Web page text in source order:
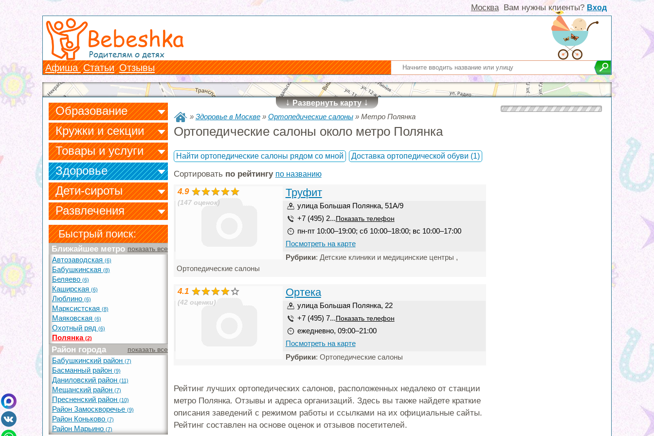
Вам нужны клиенты? Вход
Москва
Bebeshka
Родителям о детях
Афиша Статьи Отзывы
↓Развернуть карту↓
Образование
Кружки и секции
Товары и услуги
Здоровье
Дети-сироты
Развлечения
Быстрый поиск:
Ближайшее метро показать все
Автозаводская (6)
Бабушкинская (8)
Беляево (6)
Каширская (6)
Люблино (6)
Марксистская (8)
Маяковская (6)
Охотный ряд (6)
Полянка (2)
Район города показать все
Бабушкинский район (7)
Басманный район (9)
Даниловский район (11)
Мещанский район (7)
Пресненский район (10)
Район Замоскворечье (9)
Район Коньково (7)
Район Марьино (7)
» Здоровье в Москве» Ортопедические салоны» Метро Полянка
Ортопедические салоны около метро Полянка
Найти ортопедические салоны рядом со мной Доставка ортопедической обуви (1)
Сортировать по рейтингу по названию
4.9
(147 оценок)
Труфит
улица Большая Полянка, 51А/9
+7 (495) 2... Показать телефон
пн-пт 10:00–19:00; сб 10:00–18:00; вс 10:00–17:00
Посмотреть на карте
Рубрики: Детские клиники и медицинские центры ,
Ортопедические салоны
4.1
(42 оценки)
Ортека
улица Большая Полянка, 22
+7 (495) 7... Показать телефон
ежедневно, 09:00–21:00
Посмотреть на карте
Рубрики: Ортопедические салоны
Рейтинг лучших ортопедических салонов, расположенных недалеко от станции
метро Полянка. Отзывы и адреса организаций. Здесь вы также найдете краткие
описания заведений с режимом работы и ссылками на их официальные сайты.
Рейтинг составлен на основе оценок и отзывов посетителей.